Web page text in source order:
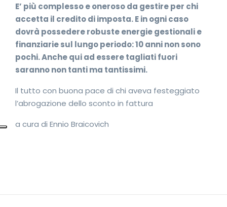
E’ più complesso e oneroso da gestire per chi
accetta il credito di imposta. E in ogni caso
dovrà possedere robuste energie gestionali e
finanziarie sul lungo periodo: 10 anni non sono
pochi. Anche qui ad essere tagliati fuori
saranno non tanti ma tantissimi.
Il tutto con buona pace di chi aveva festeggiato
l’abrogazione dello sconto in fattura
a cura di Ennio Braicovich